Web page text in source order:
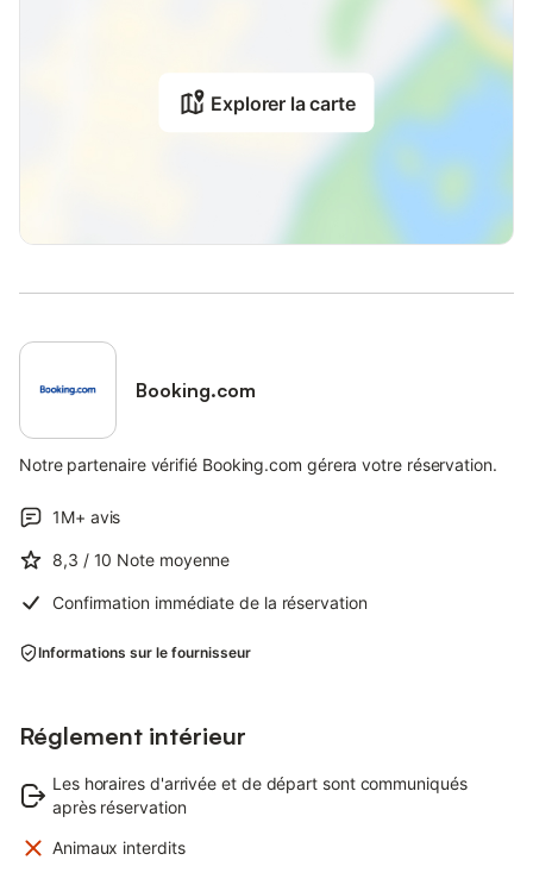
Explorer la carte
Booking.com
Notre partenaire vérifié Booking.com gérera votre réservation.
1M+ avis
8,3 / 10 Note moyenne
Confirmation immédiate de la réservation
Informations sur le fournisseur
Réglement intérieur
Les horaires d'arrivée et de départ sont communiqués
après réservation
Animaux interdits